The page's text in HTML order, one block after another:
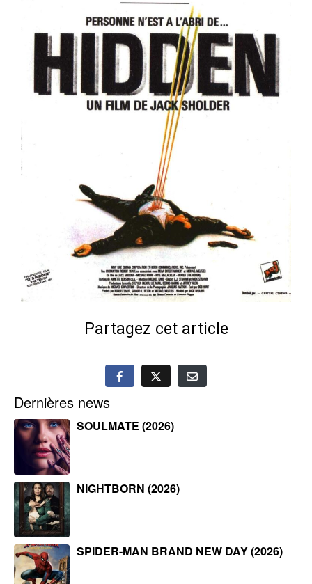
Partagez cet article
Dernières news
SOULMATE (2026)
NIGHTBORN (2026)
SPIDER-MAN BRAND NEW DAY (2026)